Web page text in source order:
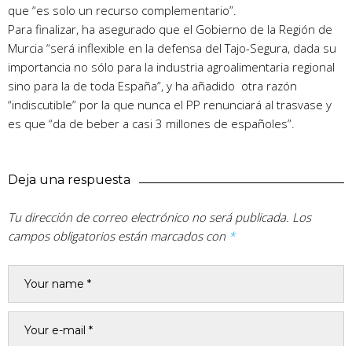
que “es solo un recurso complementario”.
Para finalizar, ha asegurado que el Gobierno de la Región de
Murcia “será inflexible en la defensa del Tajo-Segura, dada su
importancia no sólo para la industria agroalimentaria regional
sino para la de toda España”, y ha añadido otra razón
“indiscutible” por la que nunca el PP renunciará al trasvase y
es que “da de beber a casi 3 millones de españoles”.
Deja una respuesta
Tu dirección de correo electrónico no será publicada. Los
campos obligatorios están marcados con *